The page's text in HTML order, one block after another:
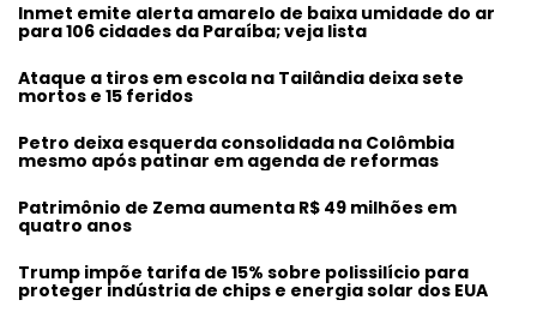
Inmet emite alerta amarelo de baixa umidade do ar
para 106 cidades da Paraíba; veja lista
Ataque a tiros em escola na Tailândia deixa sete
mortos e 15 feridos
Petro deixa esquerda consolidada na Colômbia
mesmo após patinar em agenda de reformas
Patrimônio de Zema aumenta R$ 49 milhões em
quatro anos
Trump impõe tarifa de 15% sobre polissilício para
proteger indústria de chips e energia solar dos EUA